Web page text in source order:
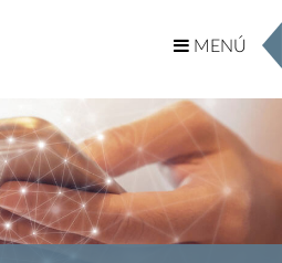
MENÚ
MENÚ